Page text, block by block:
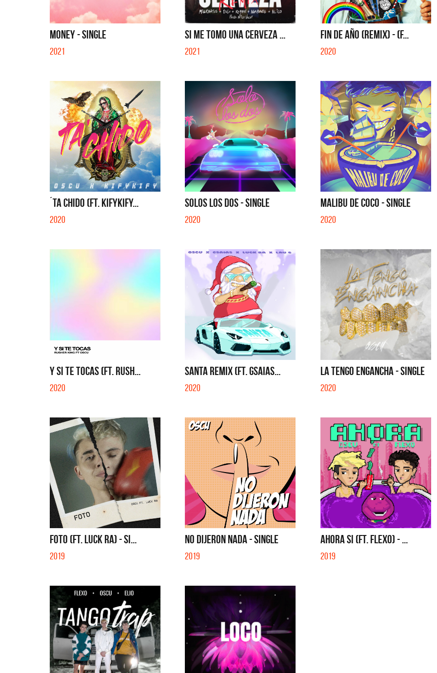
MONEY - SINGLE
2021
SI ME TOMO UNA CERVEZA ...
2021
FIN DE AÑO (REMIX) - (F...
2020
´TA CHIDO (FT. KIFYKIFY...
2020
SOLOS LOS DOS - SINGLE
2020
MALIBU DE COCO - SINGLE
2020
Y SI TE TOCAS (FT. RUSH...
2020
SANTA REMIX (FT. GSAIAS...
2020
LA TENGO ENGANCHA - SINGLE
2020
FOTO (FT. LUCK RA) - SI...
2019
NO DIJERON NADA - SINGLE
2019
AHORA SI (FT. FLEXO) - ...
2019
La Muela y Sus Amigos
QUE NO SE MUELA LA MUELA - SINGLE
La Joaqui
TE VI - SINGLE
Migrantes
SI NO ES CON VOS - SINGLE